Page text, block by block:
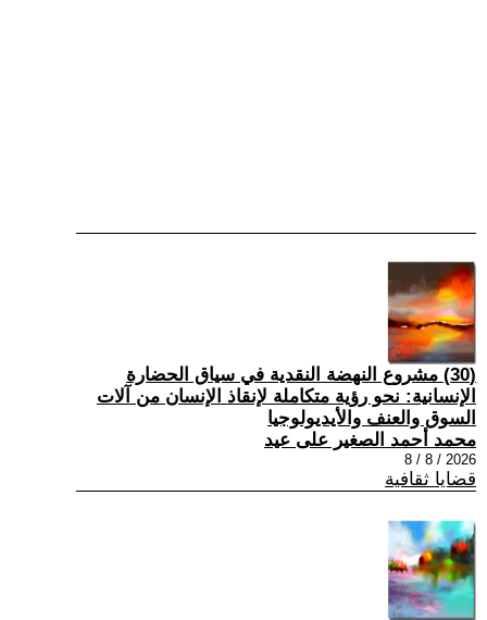
(30) مشروع النهضة النقدية في سياق الحضارة
الإنسانية: نحو رؤية متكاملة لإنقاذ الإنسان من آلات
السوق والعنف والأيديولوجيا
محمد أحمد الصغير على عيد
2026 / 8 / 8
قضايا ثقافية